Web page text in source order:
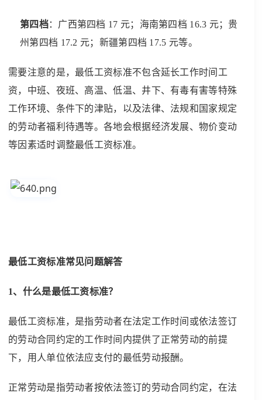
第四档：广西第四档 17 元；海南第四档 16.3 元；贵
州第四档 17.2 元；新疆第四档 17.5 元等。
需要注意的是，最低工资标准不包含延长工作时间工
资，中班、夜班、高温、低温、井下、有毒有害等特殊
工作环境、条件下的津贴，以及法律、法规和国家规定
的劳动者福利待遇等。各地会根据经济发展、物价变动
等因素适时调整最低工资标准。
最低工资标准常见问题解答
1、什么是最低工资标准？
最低工资标准，是指劳动者在法定工作时间或依法签订
的劳动合同约定的工作时间内提供了正常劳动的前提
下，用人单位依法应支付的最低劳动报酬。
正常劳动是指劳动者按依法签订的劳动合同约定，在法